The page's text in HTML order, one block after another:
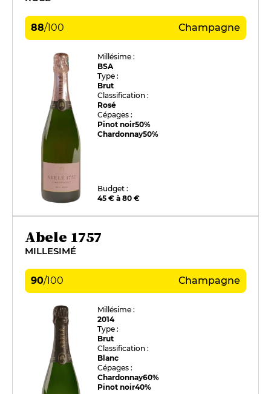
88/100 Champagne
Millésime :
BSA
Type :
Brut
Classification :
Rosé
Cépages :
Pinot noir50%
Chardonnay50%
Budget :
45 € à 80 €
Abele 1757
MILLESIMÉ
90/100 Champagne
Millésime :
2014
Type :
Brut
Classification :
Blanc
Cépages :
Chardonnay60%
Pinot noir40%